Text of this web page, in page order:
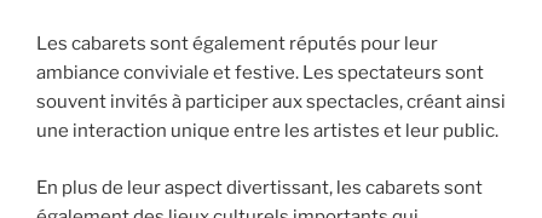
Les cabarets sont également réputés pour leur
ambiance conviviale et festive. Les spectateurs sont
souvent invités à participer aux spectacles, créant ainsi
une interaction unique entre les artistes et leur public.
En plus de leur aspect divertissant, les cabarets sont